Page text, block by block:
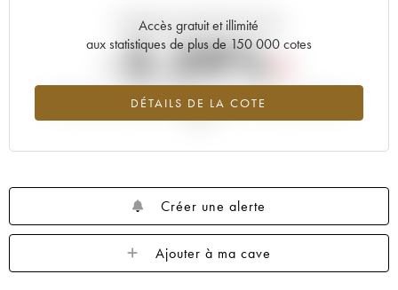
Accès gratuit et illimité
aux statistiques de plus de 150 000 cotes
DÉTAILS DE LA COTE
Tendance actuelle de la cote
-2.29%
Tendance à la baisse du millésime 2018 en 2026 par rapport à
Créer une alerte
Ajouter à ma cave